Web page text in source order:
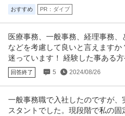
おすすめ PR：ダイブ
医療事務、一般事務、経理事務
などを考慮して良いと言えます
迷っています！ 経験した事ある
回答終了 5 2024/08/26
一般事務職で入社したのですが
スタントでした。現段階で私の